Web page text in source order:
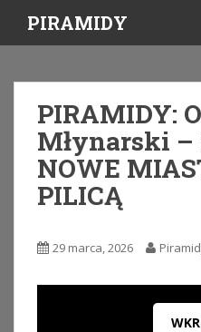
i
PIRAMIDY
PIRAMIDY:
Młynarski
NOWE
PILICĄ
29 marca, 2026